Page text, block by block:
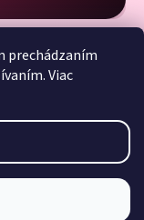
prechádzaním
Viac